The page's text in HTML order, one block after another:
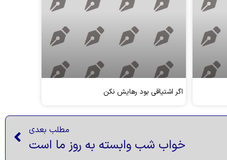
اگر اشتیاقی بود رهایش نکن
مطلب بعدی
خواب شب وابسته به روز ما است